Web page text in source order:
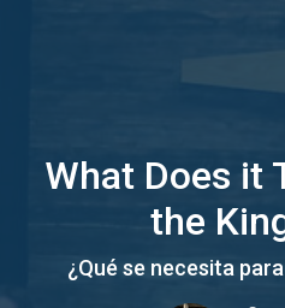
What Does it
the
¿Qué se necesita